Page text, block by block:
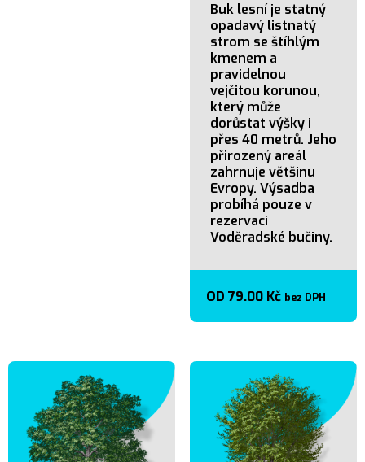
Buk lesní je statný
opadavý listnatý
strom se štíhlým
kmenem a
pravidelnou
vejčitou korunou,
který může
dorůstat výšky i
přes 40 metrů. Jeho
přirozený areál
zahrnuje většinu
Evropy. Výsadba
probíhá pouze v
rezervaci
Voděradské bučiny.
OD 79.00 Kč bez DPH